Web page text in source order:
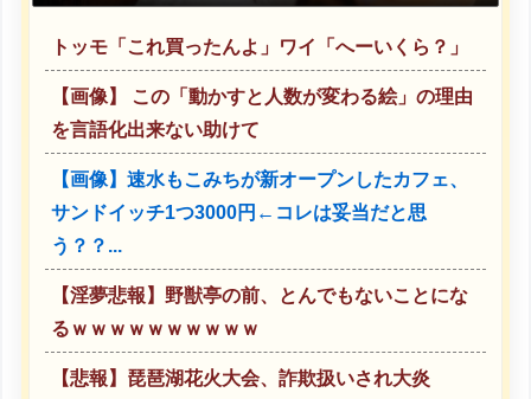
トッモ「これ買ったんよ」ワイ「へーいくら？」
【画像】 この「動かすと人数が変わる絵」の理由
を言語化出来ない助けて
【画像】速水もこみちが新オープンしたカフェ、
サンドイッチ1つ3000円←コレは妥当だと思
う？？...
【淫夢悲報】野獣亭の前、とんでもないことにな
るｗｗｗｗｗｗｗｗｗｗ
【悲報】琵琶湖花火大会、詐欺扱いされ大炎